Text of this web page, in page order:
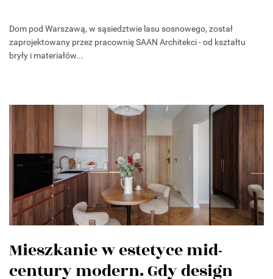
Dom pod Warszawą, w sąsiedztwie lasu sosnowego, został
zaprojektowany przez pracownię SAAN Architekci - od kształtu
bryły i materiałów...
Mieszkanie w estetyce mid-
century modern. Gdy design